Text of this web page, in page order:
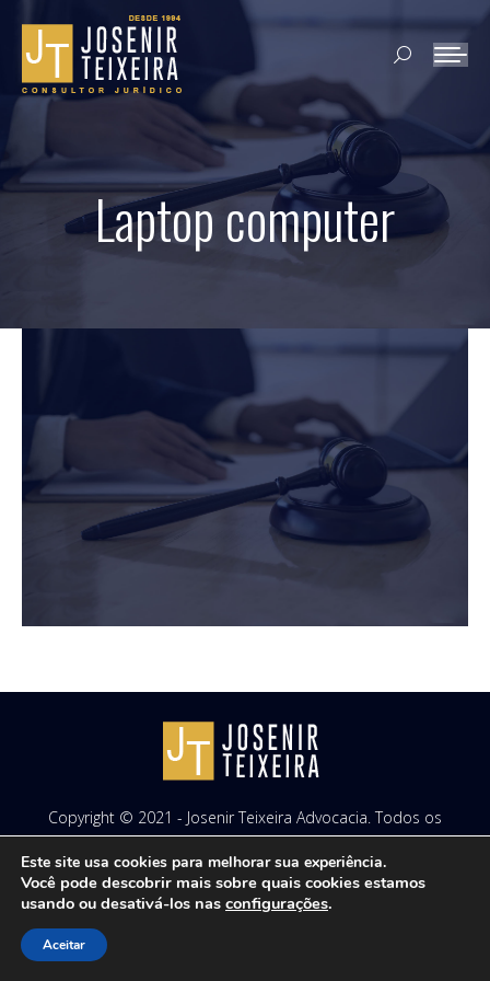
Search:
Laptop computer
Copyright © 2021 - Josenir Teixeira Advocacia. Todos os
Este site usa cookies para melhorar sua experiência.
Você pode descobrir mais sobre quais cookies estamos
usando ou desativá-los nas configurações.
Aceitar